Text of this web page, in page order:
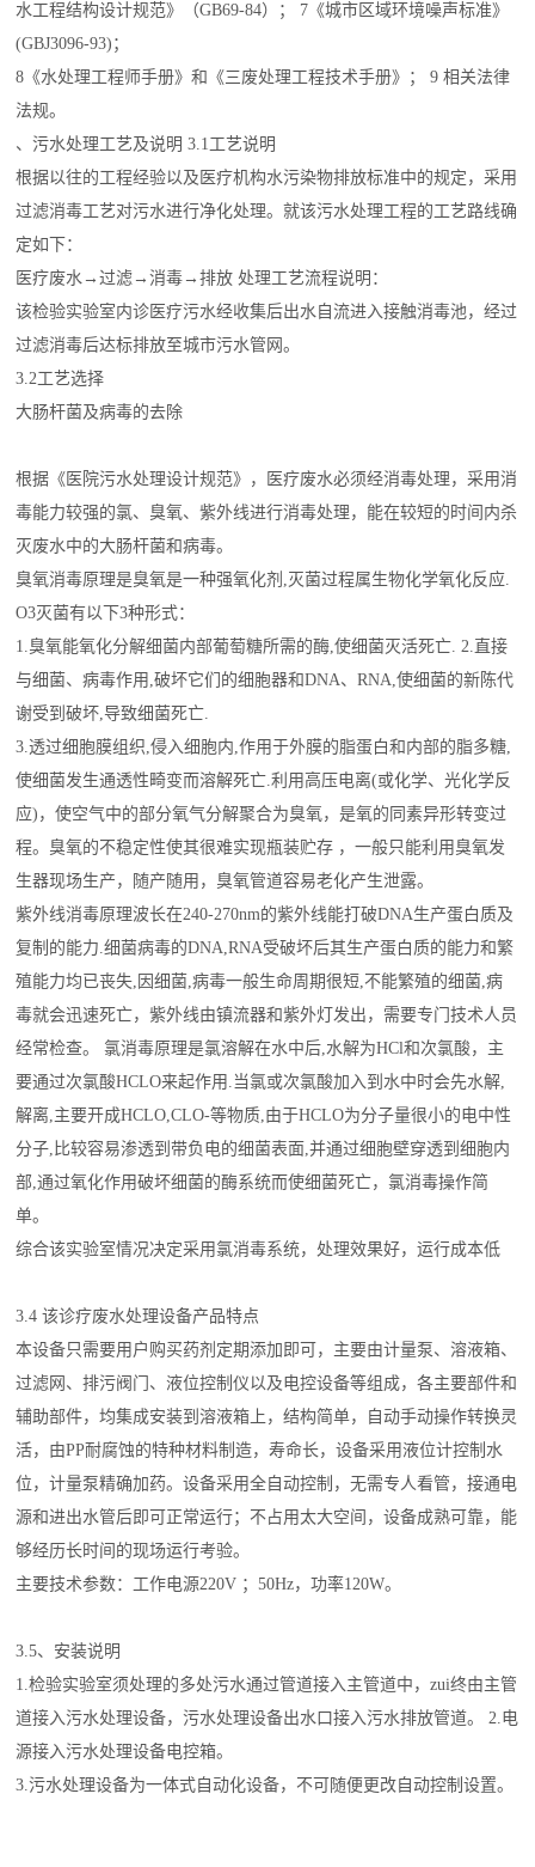
水工程结构设计规范》（GB69-84）； 7《城市区域环境噪声标准》
(GBJ3096-93)；
8《水处理工程师手册》和《三废处理工程技术手册》； 9 相关法律
法规。
、污水处理工艺及说明 3.1工艺说明
根据以往的工程经验以及医疗机构水污染物排放标准中的规定，采用
过滤消毒工艺对污水进行净化处理。就该污水处理工程的工艺路线确
定如下：
医疗废水→过滤→消毒→排放 处理工艺流程说明：
该检验实验室内诊医疗污水经收集后出水自流进入接触消毒池，经过
过滤消毒后达标排放至城市污水管网。
3.2工艺选择
大肠杆菌及病毒的去除
根据《医院污水处理设计规范》，医疗废水必须经消毒处理，采用消
毒能力较强的氯、臭氧、紫外线进行消毒处理，能在较短的时间内杀
灭废水中的大肠杆菌和病毒。
臭氧消毒原理是臭氧是一种强氧化剂,灭菌过程属生物化学氧化反应.
O3灭菌有以下3种形式：
1.臭氧能氧化分解细菌内部葡萄糖所需的酶,使细菌灭活死亡. 2.直接
与细菌、病毒作用,破坏它们的细胞器和DNA、RNA,使细菌的新陈代
谢受到破坏,导致细菌死亡.
3.透过细胞膜组织,侵入细胞内,作用于外膜的脂蛋白和内部的脂多糖,
使细菌发生通透性畸变而溶解死亡.利用高压电离(或化学、光化学反
应)，使空气中的部分氧气分解聚合为臭氧，是氧的同素异形转变过
程。臭氧的不稳定性使其很难实现瓶装贮存 ，一般只能利用臭氧发
生器现场生产，随产随用，臭氧管道容易老化产生泄露。
紫外线消毒原理波长在240-270nm的紫外线能打破DNA生产蛋白质及
复制的能力.细菌病毒的DNA,RNA受破坏后其生产蛋白质的能力和繁
殖能力均已丧失,因细菌,病毒一般生命周期很短,不能繁殖的细菌,病
毒就会迅速死亡，紫外线由镇流器和紫外灯发出，需要专门技术人员
经常检查。 氯消毒原理是氯溶解在水中后,水解为HCl和次氯酸，主
要通过次氯酸HCLO来起作用.当氯或次氯酸加入到水中时会先水解,
解离,主要开成HCLO,CLO-等物质,由于HCLO为分子量很小的电中性
分子,比较容易渗透到带负电的细菌表面,并通过细胞壁穿透到细胞内
部,通过氧化作用破坏细菌的酶系统而使细菌死亡，氯消毒操作简
单。
综合该实验室情况决定采用氯消毒系统，处理效果好，运行成本低
3.4 该诊疗废水处理设备产品特点
本设备只需要用户购买药剂定期添加即可，主要由计量泵、溶液箱、
过滤网、排污阀门、液位控制仪以及电控设备等组成，各主要部件和
辅助部件，均集成安装到溶液箱上，结构简单，自动手动操作转换灵
活，由PP耐腐蚀的特种材料制造，寿命长，设备采用液位计控制水
位，计量泵精确加药。设备采用全自动控制，无需专人看管，接通电
源和进出水管后即可正常运行；不占用太大空间，设备成熟可靠，能
够经历长时间的现场运行考验。
主要技术参数：工作电源220V ；50Hz，功率120W。
3.5、安装说明
1.检验实验室须处理的多处污水通过管道接入主管道中，zui终由主管
道接入污水处理设备，污水处理设备出水口接入污水排放管道。 2.电
源接入污水处理设备电控箱。
3.污水处理设备为一体式自动化设备，不可随便更改自动控制设置。